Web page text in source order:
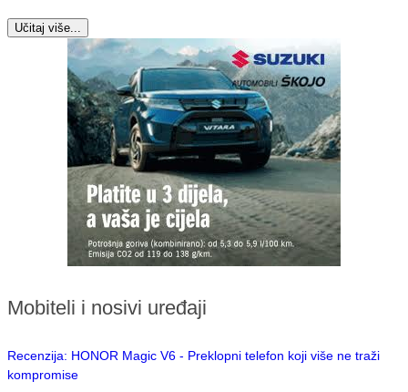
Učitaj više...
Mobiteli i nosivi uređaji
Recenzija: HONOR Magic V6 - Preklopni telefon koji više ne traži
kompromise